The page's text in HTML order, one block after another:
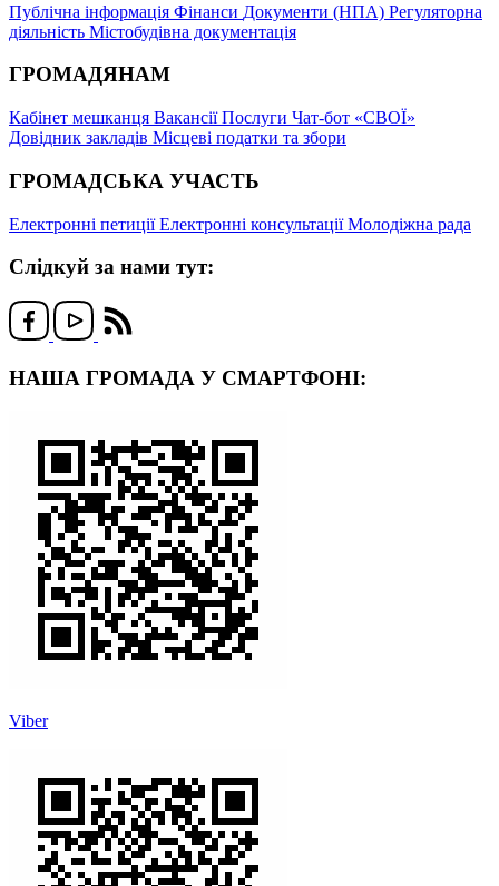
Публічна інформація Фінанси Документи (НПА) Регуляторна
діяльність Містобудівна документація
ГРОМАДЯНАМ
Кабінет мешканця ВакансіїПослуги Чат-бот «СВОЇ»
Довідник закладів Місцеві податки та збори
ГРОМАДСЬКА УЧАСТЬ
Електронні петиціїЕлектронні консультаціїМолодіжна рада
Слідкуй за нами тут:
НАША ГРОМАДА У СМАРТФОНІ:
Viber